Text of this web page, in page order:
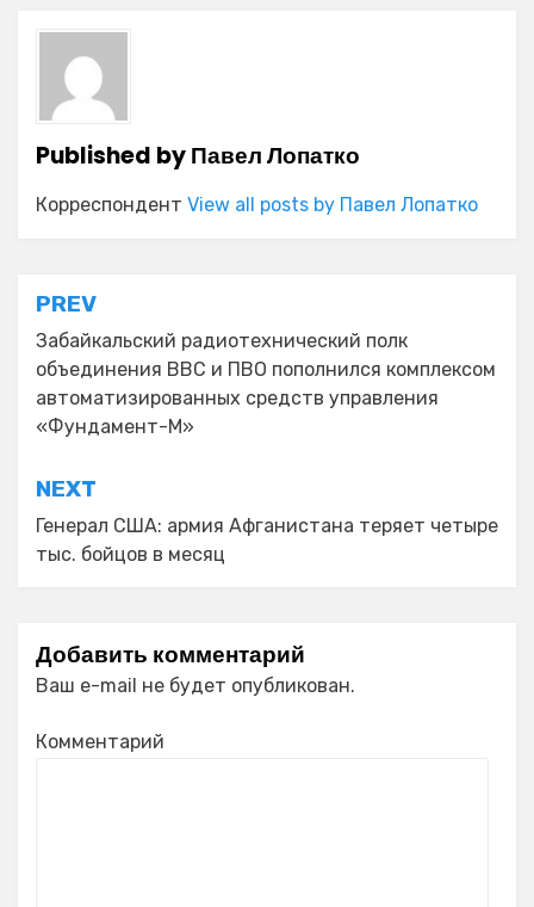
Published byПавел Лопатко
Корреспондент View all posts by Павел Лопатко
Навигация
по
записям
PREV
Забайкальский радиотехнический полк
объединения ВВС и ПВО пополнился комплексом
автоматизированных средств управления
«Фундамент-М»
NEXT
Генерал США: армия Афганистана теряет четыре
тыс. бойцов в месяц
Добавить комментарий
Ваш e-mail не будет опубликован.
Комментарий